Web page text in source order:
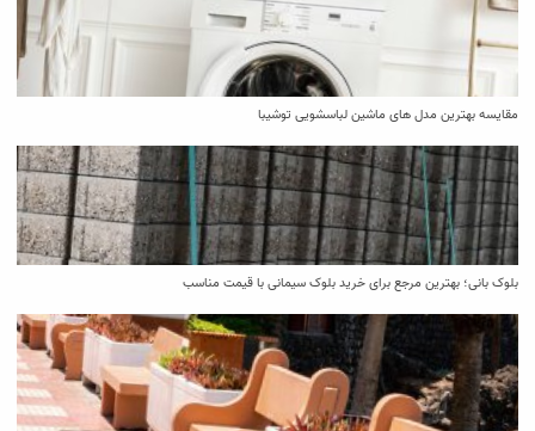
مقایسه بهترین مدل ‌های ماشین لباسشویی توشیبا
بلوک بانی؛ بهترین مرجع برای خرید بلوک سیمانی با قیمت مناسب